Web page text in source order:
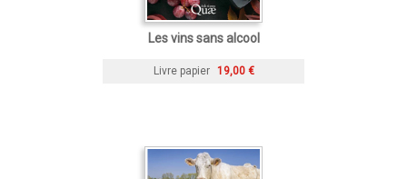
Les vins sans alcool
Livre papier 19,00 €